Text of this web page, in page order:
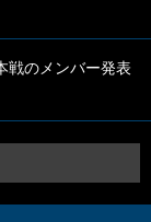
戦のメンバー発表